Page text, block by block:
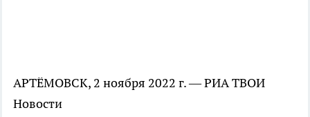
АРТЁМОВСК, 2 ноября 2022 г. — РИА ТВОИ
Новости